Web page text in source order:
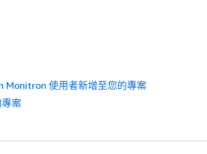
Monitron 使用者新增至您的專案
案